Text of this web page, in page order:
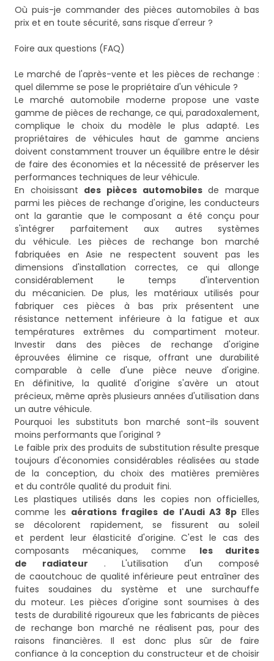
Où puis-je commander des pièces automobiles à bas
prix et en toute sécurité, sans risque d'erreur ?
Foire aux questions (FAQ)
Le marché de l'après-vente et les pièces de rechange :
quel dilemme se pose le propriétaire d'un véhicule ?
Le marché automobile moderne propose une vaste
gamme de pièces de rechange, ce qui, paradoxalement,
complique le choix du modèle le plus adapté. Les
propriétaires de véhicules haut de gamme anciens
doivent constamment trouver un équilibre entre le désir
de faire des économies et la nécessité de préserver les
performances techniques de leur véhicule.
En choisissant des pièces automobilesde marque
parmi les pièces de rechange d'origine, les conducteurs
ont la garantie que le composant a été conçu pour
s'intégrer parfaitement aux autres systèmes
du véhicule. Les pièces de rechange bon marché
fabriquées en Asie ne respectent souvent pas les
dimensions d'installation correctes, ce qui allonge
considérablement le temps d'intervention
du mécanicien. De plus, les matériaux utilisés pour
fabriquer ces pièces à bas prix présentent une
résistance nettement inférieure à la fatigue et aux
températures extrêmes du compartiment moteur.
Investir dans des pièces de rechange d'origine
éprouvées élimine ce risque, offrant une durabilité
comparable à celle d'une pièce neuve d'origine.
En définitive, la qualité d'origine s'avère un atout
précieux, même après plusieurs années d'utilisation dans
un autre véhicule.
Pourquoi les substituts bon marché sont-ils souvent
moins performants que l'original ?
Le faible prix des produits de substitution résulte presque
toujours d'économies considérables réalisées au stade
de la conception, du choix des matières premières
et du contrôle qualité du produit fini.
Les plastiques utilisés dans les copies non officielles,
comme les aérations fragiles de l'Audi A3 8pElles
se décolorent rapidement, se fissurent au soleil
et perdent leur élasticité d'origine. C'est le cas des
composants mécaniques, comme les durites
de radiateur . L'utilisation d'un composé
de caoutchouc de qualité inférieure peut entraîner des
fuites soudaines du système et une surchauffe
du moteur. Les pièces d'origine sont soumises à des
tests de durabilité rigoureux que les fabricants de pièces
de rechange bon marché ne réalisent pas, pour des
raisons financières. Il est donc plus sûr de faire
confiance à la conception du constructeur et de choisir